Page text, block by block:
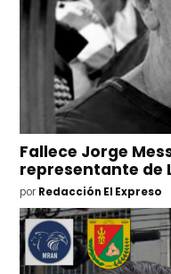
Fallece Jorge
representante de
por Redacción El Expreso